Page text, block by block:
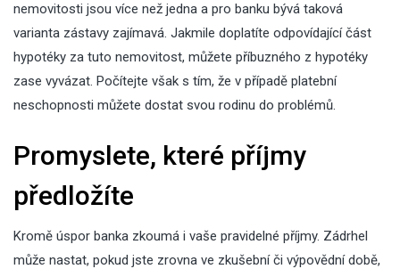
nemovitosti jsou více než jedna a pro banku bývá taková
varianta zástavy zajímavá. Jakmile doplatíte odpovídající část
hypotéky za tuto nemovitost, můžete příbuzného z hypotéky
zase vyvázat. Počítejte však s tím, že v případě platební
neschopnosti můžete dostat svou rodinu do problémů.
Promyslete, které příjmy
předložíte
Kromě úspor banka zkoumá i vaše pravidelné příjmy. Zádrhel
může nastat, pokud jste zrovna ve zkušební či výpovědní době,